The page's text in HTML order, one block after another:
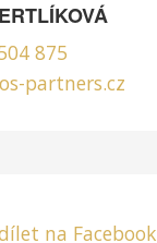
875
partners.cz
na Facebook